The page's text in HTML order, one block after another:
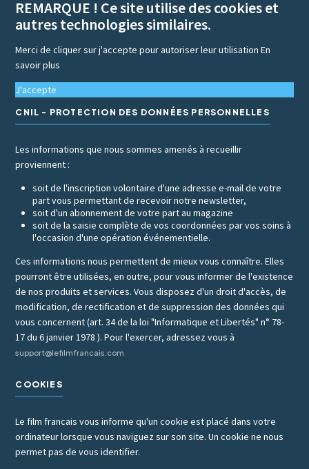
REMARQUE ! Ce site utilise des cookies et
autres technologies similaires.
Merci de cliquer sur j'accepte pour autoriser leur utilisationEn
savoir plus
J'accepte
CNIL - PROTECTION DES DONNÉES PERSONNELLES
Les informations que nous sommes amenés à recueillir
proviennent :
soit de l'inscription volontaire d'une adresse e-mail de votre
part vous permettant de recevoir notre newsletter,
soit d'un abonnement de votre part au magazine
soit de la saisie complète de vos coordonnées par vos soins à
l'occasion d'une opération événementielle.
Ces informations nous permettent de mieux vous connaître. Elles
pourront être utilisées, en outre, pour vous informer de l'existence
de nos produits et services. Vous disposez d'un droit d'accès, de
modification, de rectification et de suppression des données qui
vous concernent (art. 34 de la loi "Informatique et Libertés" n° 78-
17 du 6 janvier 1978 ). Pour l'exercer, adressez vous à
support@lefilmfrancais.com
COOKIES
Le film francais vous informe qu'un cookie est placé dans votre
ordinateur lorsque vous naviguez sur son site. Un cookie ne nous
permet pas de vous identifier.